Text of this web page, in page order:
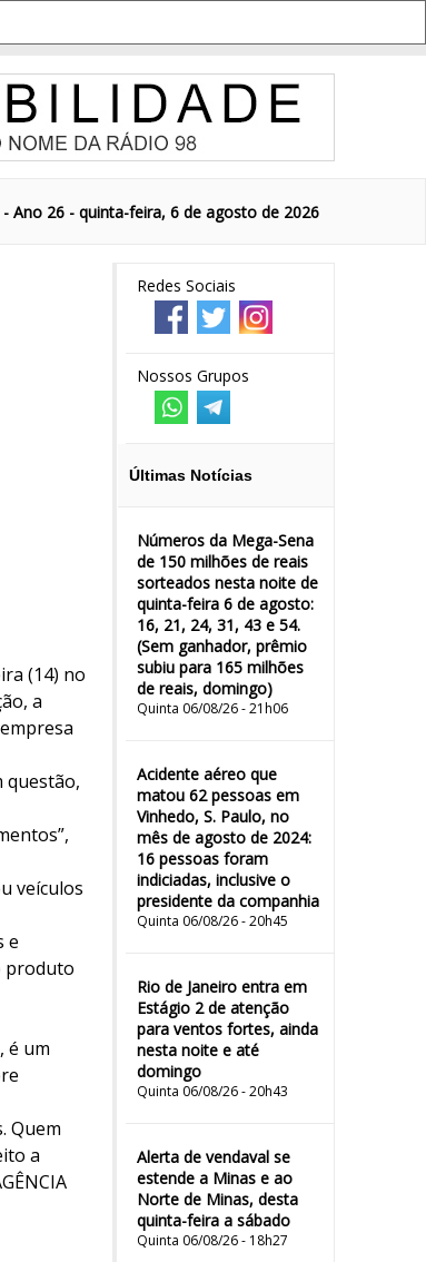
Ano 26 - quinta-feira, 6 de agosto de 2026
Redes Sociais
Nossos Grupos
Últimas Notícias
Números da Mega-Sena
de 150 milhões de reais
sorteados nesta noite de
quinta-feira 6 de agosto:
16, 21, 24, 31, 43 e 54.
(Sem ganhador, prêmio
subiu para 165 milhões
de reais, domingo)
Quinta 06/08/26 - 21h06
Acidente aéreo que
matou 62 pessoas em
Vinhedo, S. Paulo, no
mês de agosto de 2024:
16 pessoas foram
indiciadas, inclusive o
presidente da companhia
Quinta 06/08/26 - 20h45
Rio de Janeiro entra em
Estágio 2 de atenção
para ventos fortes, ainda
nesta noite e até
domingo
Quinta 06/08/26 - 20h43
Alerta de vendaval se
estende a Minas e ao
Norte de Minas, desta
quinta-feira a sábado
Quinta 06/08/26 - 18h27
(14) no
a
questão,
veículos
e
produto
é um
Quem
a